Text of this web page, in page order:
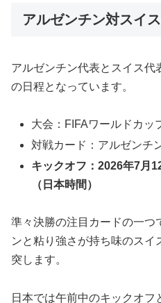
アルゼンチン対スイ
アルゼンチン代表とスイス
の日程となっています。
大会：FIFAワールドカッ
対戦カード：アルゼンチ
キックオフ：2026年7月
（日本時間）
準々決勝の注目カードの一つ
ンと粘り強さが持ち味のスイ
突します。
日本では午前中のキックオフ